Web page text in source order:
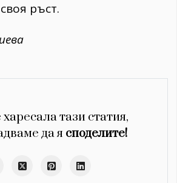
ръст.
тази статия,
да я споделите!